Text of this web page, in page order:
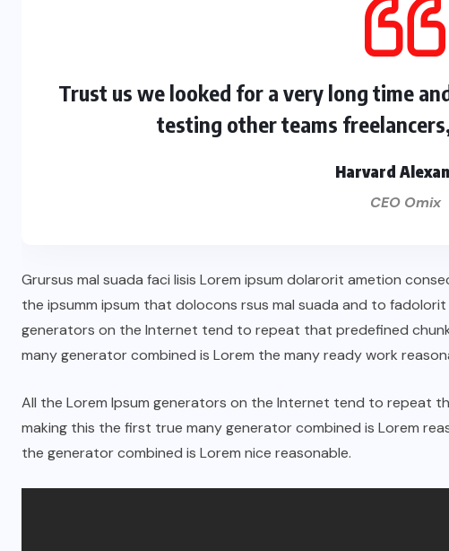
Trust us we looked for a very long time
testing other teams
Harvard
CEO Omix
Grursus mal suada faci lisis Lorem ipsum dolarorit ametion
the ipsumm ipsum that dolocons rsus mal suada and to
generators on the Internet tend to repeat that predefined
many generator combined is Lorem the many ready work
All the Lorem Ipsum generators on the Internet tend to repeat
making this the first true many generator combined is Lorem
the generator combined is Lorem nice reasonable.